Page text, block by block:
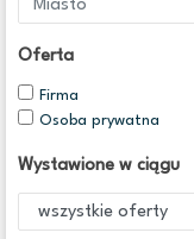
Oferta
Firma
Osoba prywatna
Wystawione w ciągu